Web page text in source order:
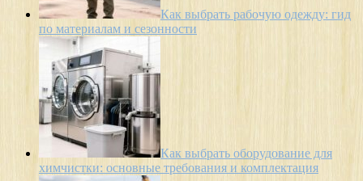
Как выбрать рабочую одежду: гид
по материалам и сезонности
Как выбрать оборудование для
химчистки: основные требования и комплектация